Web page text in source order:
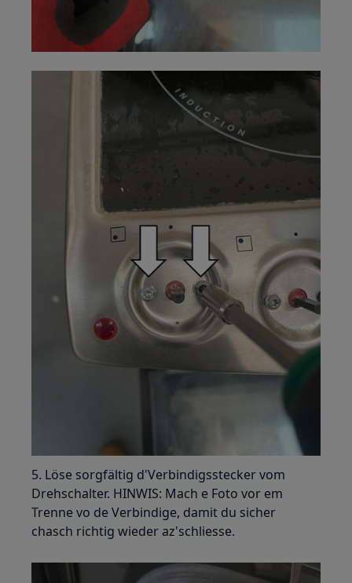
5. Löse sorgfältig d'Verbindigsstecker vom
Drehschalter. HINWIS: Mach e Foto vor em
Trenne vo de Verbindige, damit du sicher
chasch richtig wieder az'schliesse.